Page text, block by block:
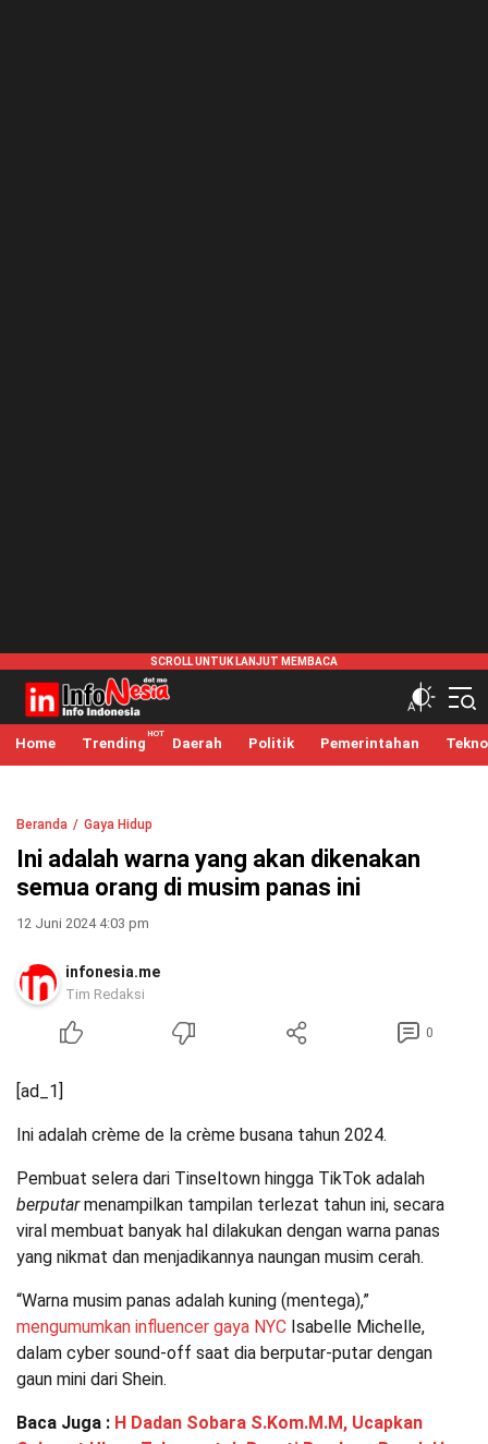
infonesia.me
Info Indonesia
Home Trending Daerah Politik Pemerintahan Tekno
Beranda Gaya Hidup
Ini adalah warna yang akan dikenakan
semua orang di musim panas ini
12 Juni 2024 4:03 pm
infonesia.me
Tim Redaksi
0
[ad_1]
Ini adalah crème de la crème busana tahun 2024.
Pembuat selera dari Tinseltown hingga TikTok adalah
berputarmenampilkan tampilan terlezat tahun ini, secara
viral membuat banyak hal dilakukan dengan warna panas
yang nikmat dan menjadikannya naungan musim cerah.
“Warna musim panas adalah kuning (mentega),”
mengumumkan influencer gaya NYC Isabelle Michelle,
dalam cyber sound-off saat dia berputar-putar dengan
gaun mini dari Shein.
Baca Juga : H Dadan Sobara S.Kom.M.M, Ucapkan